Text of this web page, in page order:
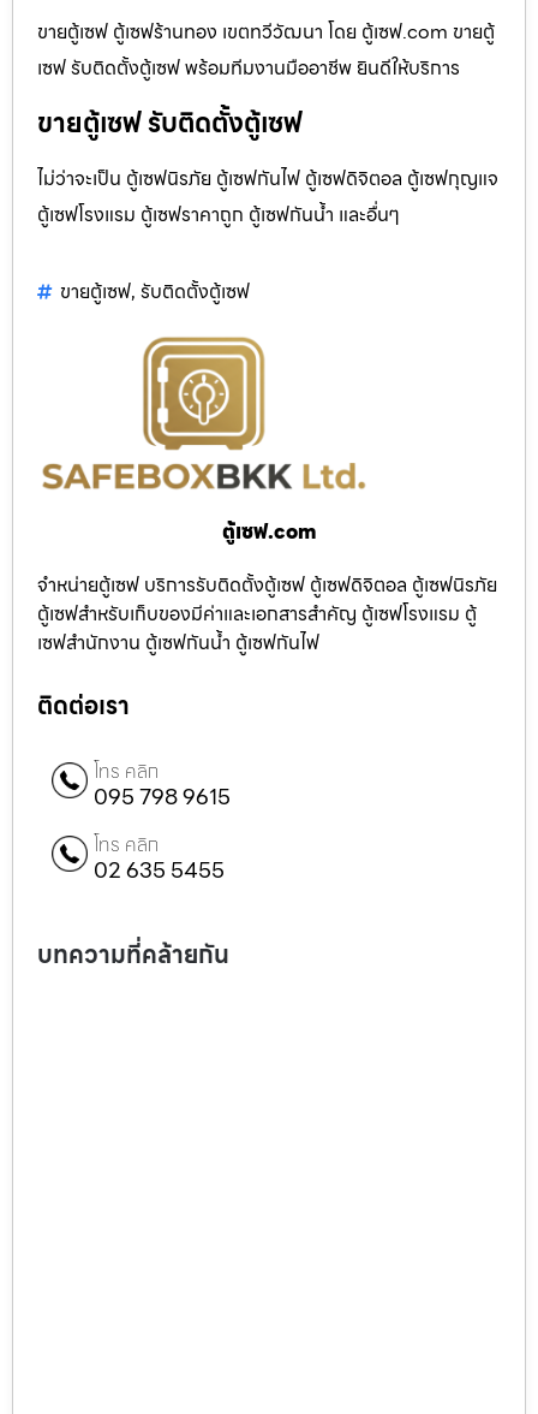
ขายตู้เซฟ ตู้เซฟร้านทอง เขตทวีวัฒนา โดย ตู้เซฟ.com ขายตู้
เซฟ รับติดตั้งตู้เซฟ พร้อมทีมงานมืออาชีพ ยินดีให้บริการ
ขายตู้เซฟ รับติดตั้งตู้เซฟ
ไม่ว่าจะเป็น ตู้เซฟนิรภัย ตู้เซฟกันไฟ ตู้เซฟดิจิตอล ตู้เซฟกุญแจ
ตู้เซฟโรงแรม ตู้เซฟราคาถูก ตู้เซฟกันน้ำ และอื่นๆ
ขายตู้เซฟ, รับติดตั้งตู้เซฟ
ตู้เซฟ.com
จำหน่ายตู้เซฟ บริการรับติดตั้งตู้เซฟ ตู้เซฟดิจิตอล ตู้เซฟนิรภัย
ตู้เซฟสำหรับเก็บของมีค่าและเอกสารสำคัญ ตู้เซฟโรงแรม ตู้
เซฟสำนักงาน ตู้เซฟกันน้ำ ตู้เซฟกันไฟ
ติดต่อเรา
โทร คลิก
095 798 9615
โทร คลิก
02 635 5455
บทความที่คล้ายกัน